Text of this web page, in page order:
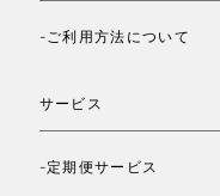
-ご利用方法について
サービス
-定期便サービス